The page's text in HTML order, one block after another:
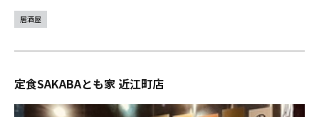
居酒屋
定食SAKABAとも家 近江町店